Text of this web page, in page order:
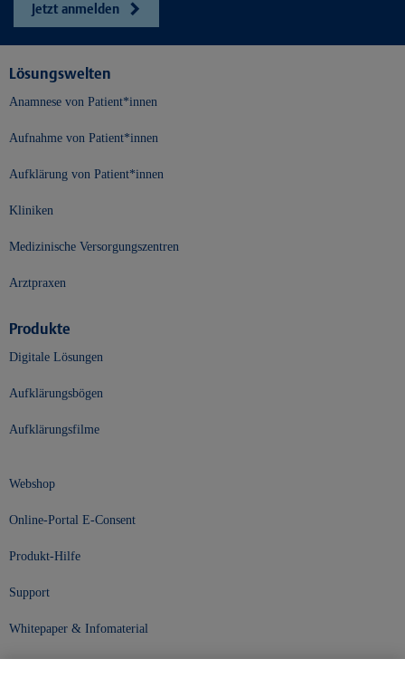
Jetzt anmelden
Lösungswelten
Anamnese von Patient*innen
Aufnahme von Patient*innen
Aufklärung von Patient*innen
Kliniken
Medizinische Versorgungszentren
Arztpraxen
Produkte
Digitale Lösungen
Aufklärungsbögen
Aufklärungsfilme
Webshop
Online-Portal E-Consent
Produkt-Hilfe
Support
Whitepaper & Infomaterial